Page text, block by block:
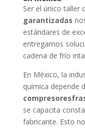
Ser el único taller
garantizadas
estándares de
entregamos
cadena de frío
En México, la
química depende
se capacita
fabricante. Esto